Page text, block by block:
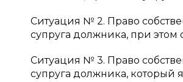
Ситуация № 2. Право
супруга должника, при
Ситуация № 3. Право
супруга должника, который